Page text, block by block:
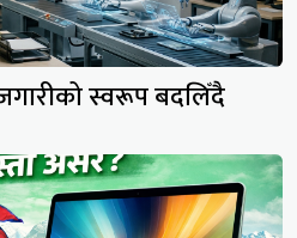
स्वरूप बदलिँदै